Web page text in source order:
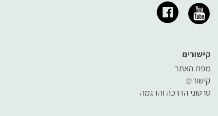
קישורים
מפת האתר
קישורים
סרטוני הדרכה והדגמה